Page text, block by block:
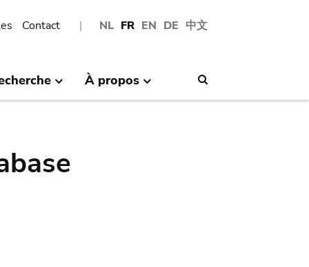
NL FR EN DE 中文
Contact
À propos